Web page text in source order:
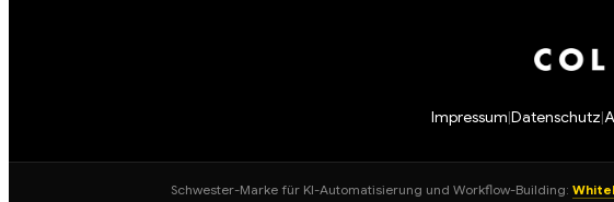
Impressum|Datenschutz|
Schwester-Marke für KI-Automatisierung und Workflow-Building: